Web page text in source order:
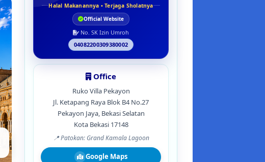
Halal Makanannya • Terjaga Sholatnya
Official Website
No. SK Izin Umroh
04082200309380002
Office
Ruko Villa Pekayon
Jl. Ketapang Raya Blok B4 No.27
Pekayon Jaya, Bekasi Selatan
Kota Bekasi 17148
📍 Patokan: Grand Kamala Lagoon
Google Maps